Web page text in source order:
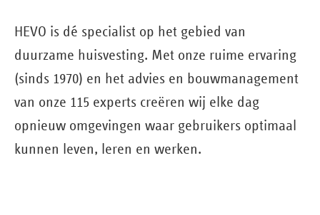
HEVO is dé specialist op het gebied van
duurzame huisvesting. Met onze ruime ervaring
(sinds 1970) en het advies en bouw­management
van onze 115 experts creëren wij elke dag
opnieuw omgevingen waar gebruikers optimaal
kunnen leven, leren en werken.